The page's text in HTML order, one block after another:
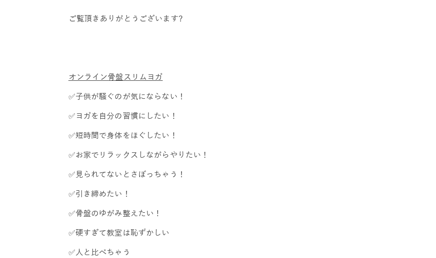
ご覧頂きありがとうございます?
オンライン骨盤スリムヨガ
✅子供が騒ぐのが気にならない！
✅ヨガを自分の習慣にしたい！
✅短時間で身体をほぐしたい！
✅お家でリラックスしながらやりたい！
✅見られてないとさぼっちゃう！
✅引き締めたい！
✅骨盤のゆがみ整えたい！
✅硬すぎて教室は恥ずかしい
✅人と比べちゃう